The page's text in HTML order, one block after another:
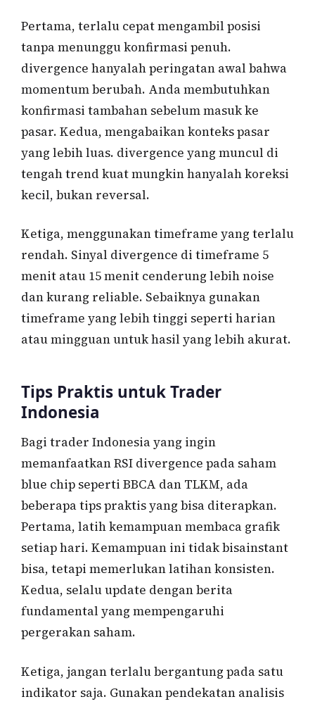
Pertama, terlalu cepat mengambil posisi
tanpa menunggu konfirmasi penuh.
divergence hanyalah peringatan awal bahwa
momentum berubah. Anda membutuhkan
konfirmasi tambahan sebelum masuk ke
pasar. Kedua, mengabaikan konteks pasar
yang lebih luas. divergence yang muncul di
tengah trend kuat mungkin hanyalah koreksi
kecil, bukan reversal.
Ketiga, menggunakan timeframe yang terlalu
rendah. Sinyal divergence di timeframe 5
menit atau 15 menit cenderung lebih noise
dan kurang reliable. Sebaiknya gunakan
timeframe yang lebih tinggi seperti harian
atau mingguan untuk hasil yang lebih akurat.
Tips Praktis untuk Trader
Indonesia
Bagi trader Indonesia yang ingin
memanfaatkan RSI divergence pada saham
blue chip seperti BBCA dan TLKM, ada
beberapa tips praktis yang bisa diterapkan.
Pertama, latih kemampuan membaca grafik
setiap hari. Kemampuan ini tidak bisainstant
bisa, tetapi memerlukan latihan konsisten.
Kedua, selalu update dengan berita
fundamental yang mempengaruhi
pergerakan saham.
Ketiga, jangan terlalu bergantung pada satu
indikator saja. Gunakan pendekatan analisis